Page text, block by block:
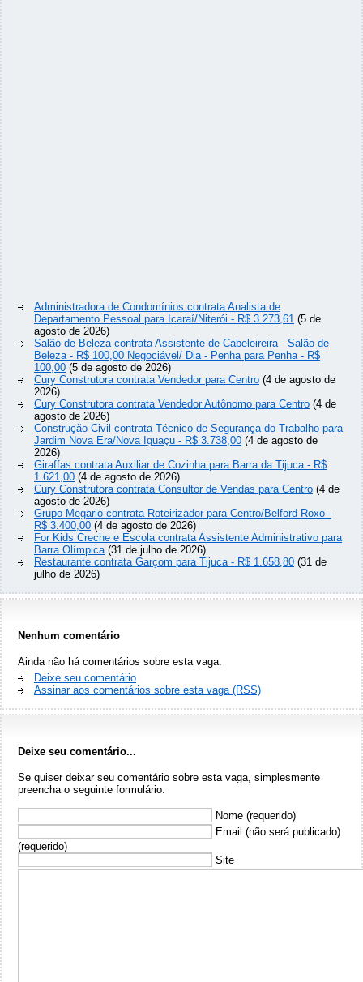
Administradora de Condomínios contrata Analista de
Departamento Pessoal para Icaraí/Niterói - R$ 3.273,61 (5 de
agosto de 2026)
Salão de Beleza contrata Assistente de Cabeleireira - Salão de
Beleza - R$ 100,00 Negociável/ Dia - Penha para Penha - R$
100,00 (5 de agosto de 2026)
Cury Construtora contrata Vendedor para Centro (4 de agosto de
2026)
Cury Construtora contrata Vendedor Autônomo para Centro (4 de
agosto de 2026)
Construção Civil contrata Técnico de Segurança do Trabalho para
Jardim Nova Era/Nova Iguaçu - R$ 3.738,00 (4 de agosto de
2026)
Giraffas contrata Auxiliar de Cozinha para Barra da Tijuca - R$
1.621,00 (4 de agosto de 2026)
Cury Construtora contrata Consultor de Vendas para Centro (4 de
agosto de 2026)
Grupo Megario contrata Roteirizador para Centro/Belford Roxo -
R$ 3.400,00 (4 de agosto de 2026)
For Kids Creche e Escola contrata Assistente Administrativo para
Barra Olímpica(31 de julho de 2026)
Restaurante contrata Garçom para Tijuca - R$ 1.658,80 (31 de
julho de 2026)
Nenhum comentário
Ainda não há comentários sobre esta vaga.
Deixe seu comentário
Assinar aos comentários sobre esta vaga (RSS)
Deixe seu comentário...
Se quiser deixar seu comentário sobre esta vaga, simplesmente
preencha o seguinte formulário:
Nome (requerido)
Email (não será publicado)
(requerido)
Site